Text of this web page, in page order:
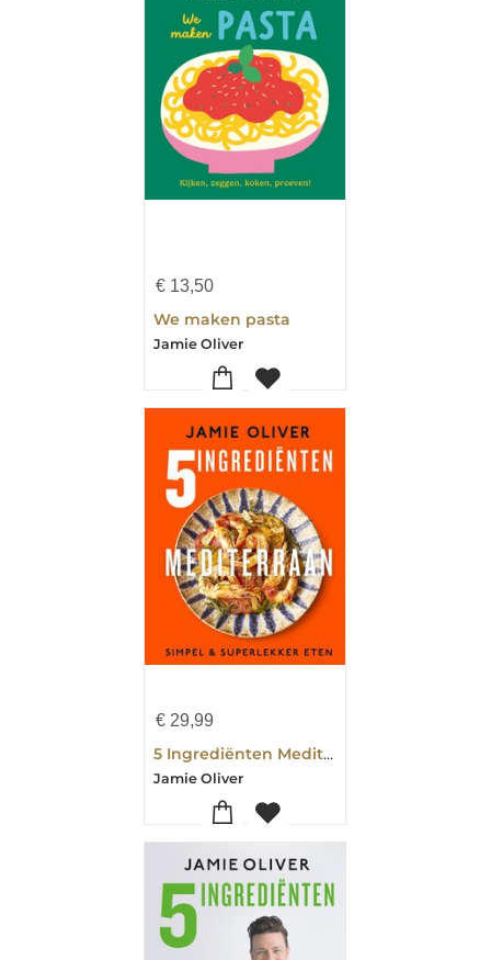
€ 13,50
We maken pasta
Jamie Oliver
€ 29,99
5 Ingrediënten Mediterraan
Jamie Oliver